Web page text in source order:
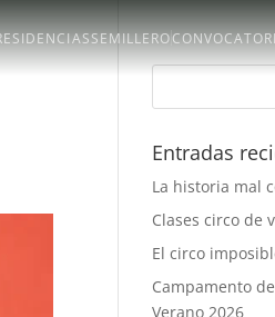
SEMILLERO
Entradas
La historia mal
Clases circo de
El circo
Campamento de
Verano 2026